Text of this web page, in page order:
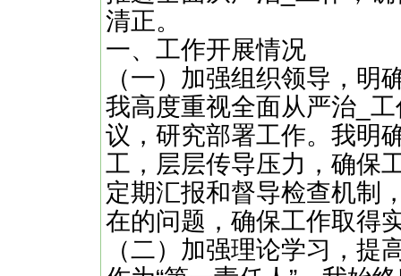
清正。
一、工作开展情况
（一）加强组织领导，明
我高度重视全面从严治_
议，研究部署工作。我明
工，层层传导压力，确保
定期汇报和督导检查机制
在的问题，确保工作取得
（二）加强理论学习，提